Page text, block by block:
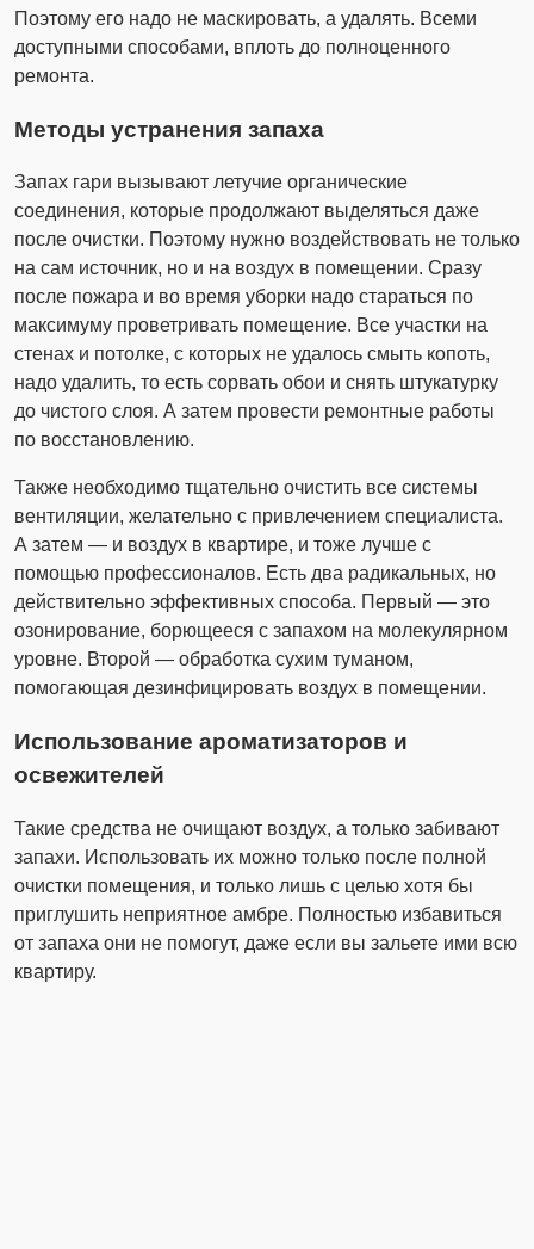
Поэтому его надо не маскировать, а удалять. Всеми
доступными способами, вплоть до полноценного
ремонта.
Методы устранения запаха
Запах гари вызывают летучие органические
соединения, которые продолжают выделяться даже
после очистки. Поэтому нужно воздействовать не только
на сам источник, но и на воздух в помещении. Сразу
после пожара и во время уборки надо стараться по
максимуму проветривать помещение. Все участки на
стенах и потолке, с которых не удалось смыть копоть,
надо удалить, то есть сорвать обои и снять штукатурку
до чистого слоя. А затем провести ремонтные работы
по восстановлению.
Также необходимо тщательно очистить все системы
вентиляции, желательно с привлечением специалиста.
А затем — и воздух в квартире, и тоже лучше с
помощью профессионалов. Есть два радикальных, но
действительно эффективных способа. Первый — это
озонирование, борющееся с запахом на молекулярном
уровне. Второй — обработка сухим туманом,
помогающая дезинфицировать воздух в помещении.
Использование ароматизаторов и
освежителей
Такие средства не очищают воздух, а только забивают
запахи. Использовать их можно только после полной
очистки помещения, и только лишь с целью хотя бы
приглушить неприятное амбре. Полностью избавиться
от запаха они не помогут, даже если вы зальете ими всю
квартиру.